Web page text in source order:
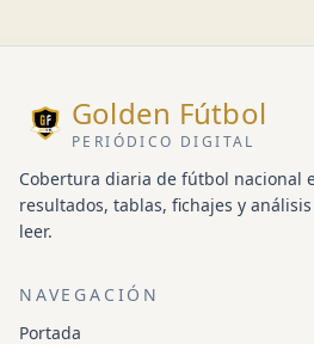
Golden Fútbol
PERIÓDICO DIGITAL
Cobertura diaria de fútbol nacional
resultados, tablas, fichajes y
leer.
NAVEGACIÓN
Portada